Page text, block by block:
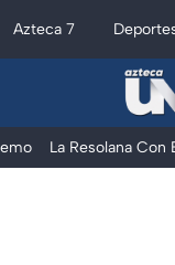
Azteca 7
La Resolana Con